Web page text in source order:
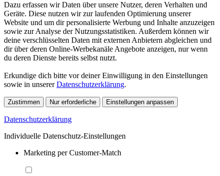
Dazu erfassen wir Daten über unsere Nutzer, deren Verhalten und
Geräte. Diese nutzen wir zur laufenden Optimierung unserer
Website und um dir personalisierte Werbung und Inhalte anzuzeigen
sowie zur Analyse der Nutzungsstatistiken. Außerdem können wir
deine verschlüsselten Daten mit externen Anbietern abgleichen und
dir über deren Online-Werbekanäle Angebote anzeigen, nur wenn
du deren Dienste bereits selbst nutzt.
Erkundige dich bitte vor deiner Einwilligung in den Einstellungen
sowie in unsererDatenschutzerklärung.
Zustimmen Nur erforderliche Einstellungen anpassen
Datenschutzerklärung
Individuelle Datenschutz-Einstellungen
Marketing per Customer-Match